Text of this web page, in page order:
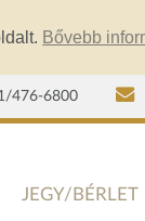
Bővebb
476-6800
JEGY/BÉRLET